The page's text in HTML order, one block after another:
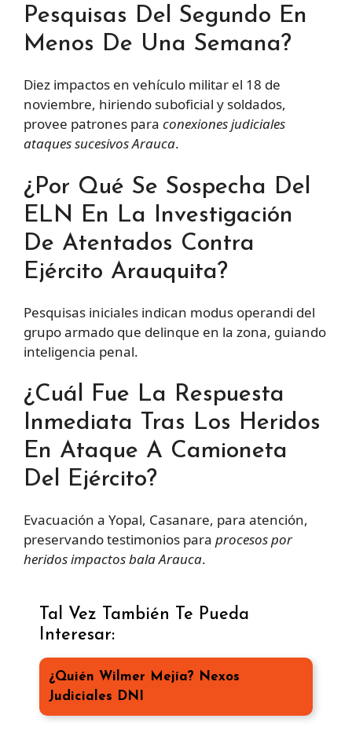
Pesquisas Del Segundo En
Menos De Una Semana?
Diez impactos en vehículo militar el 18 de
noviembre, hiriendo suboficial y soldados,
provee patrones para conexiones judiciales
ataques sucesivos Arauca.
¿Por Qué Se Sospecha Del
ELN En La Investigación
De Atentados Contra
Ejército Arauquita?
Pesquisas iniciales indican modus operandi del
grupo armado que delinque en la zona, guiando
inteligencia penal.
¿Cuál Fue La Respuesta
Inmediata Tras Los Heridos
En Ataque A Camioneta
Del Ejército?
Evacuación a Yopal, Casanare, para atención,
preservando testimonios para procesos por
heridos impactos bala Arauca.
Tal Vez También Te Pueda
Interesar:
¿Quién Wilmer Mejía? Nexos
Judiciales DNI